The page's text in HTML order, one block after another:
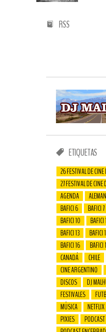
RSS
ETIQUETAS
26 FESTIVAL DE
27 FESTIVAL DE
AGENDA
BAFICI 6
BAFICI 7
BAFICI 10
BAFICI
BAFICI 13
BAFICI
BAFICI 16
BAFICI
CANADÁ
CHILE
CINE ARGENTINO
DISCOS
DJ
FESTIVALES
MÚSICA
NETFLIX
PIXIES
PODCAST